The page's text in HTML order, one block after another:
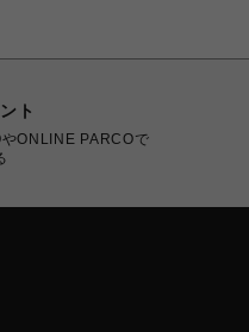
ト
ONLINE PARCOで